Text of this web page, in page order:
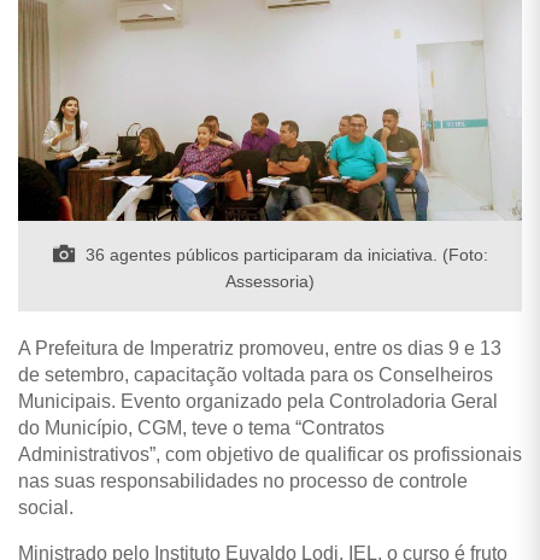
36 agentes públicos participaram da iniciativa. (Foto:
Assessoria)
A Prefeitura de Imperatriz promoveu, entre os dias 9 e 13
de setembro, capacitação voltada para os Conselheiros
Municipais. Evento organizado pela Controladoria Geral
do Município, CGM, teve o tema “Contratos
Administrativos”, com objetivo de qualificar os profissionais
nas suas responsabilidades no processo de controle
social.
Ministrado pelo Instituto Euvaldo Lodi, IEL, o curso é fruto